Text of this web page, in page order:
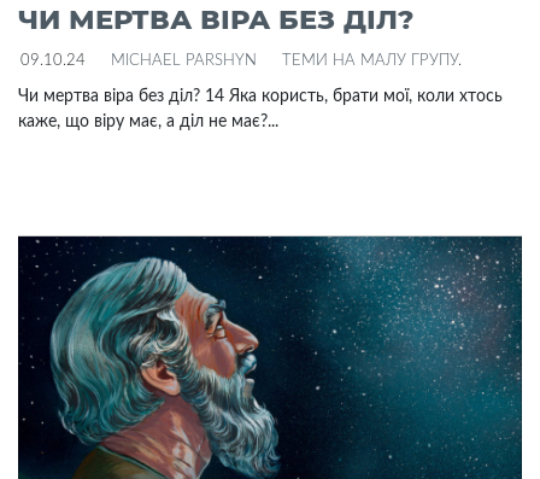
ЧИ МЕРТВА ВІРА БЕЗ ДІЛ?
09.10.24 MICHAEL PARSHYN ТЕМИ НА МАЛУ ГРУПУ.
Чи мертва віра без діл? 14 Яка користь, брати мої, коли хтось
каже, що віру має, а діл не має?...